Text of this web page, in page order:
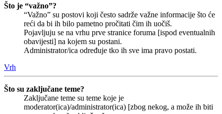
Što je “važno”?
“Važno” su postovi koji često sadrže važne informacije što će
reći da bi ih bilo pametno pročitati čim ih uočiš.
Pojavljuju se na vrhu prve stranice foruma [ispod eventualnih
obavijesti] na kojem su postani.
Administrator/ica određuje tko ih sve ima pravo postati.
Vrh
Što su zaključane teme?
Zaključane teme su teme koje je
moderator(ica)/administrator(ica) [zbog nekog, a može ih biti